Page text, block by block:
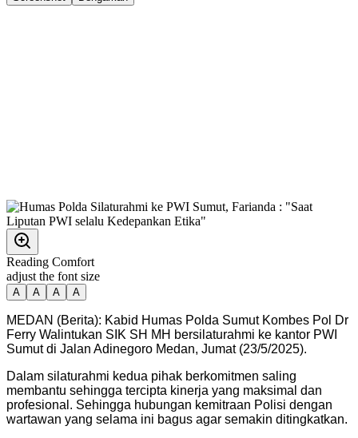
Reading Comfort
adjust the font size
A A A A
MEDAN (Berita): Kabid Humas Polda Sumut Kombes Pol Dr
Ferry Walintukan SIK SH MH bersilaturahmi ke kantor PWI
Sumut di Jalan Adinegoro Medan, Jumat (23/5/2025).
Dalam silaturahmi kedua pihak berkomitmen saling
membantu sehingga tercipta kinerja yang maksimal dan
profesional. Sehingga hubungan kemitraan Polisi dengan
wartawan yang selama ini bagus agar semakin ditingkatkan.